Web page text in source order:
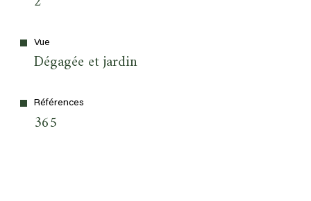
Vue
Dégagée et jardin
Références
365